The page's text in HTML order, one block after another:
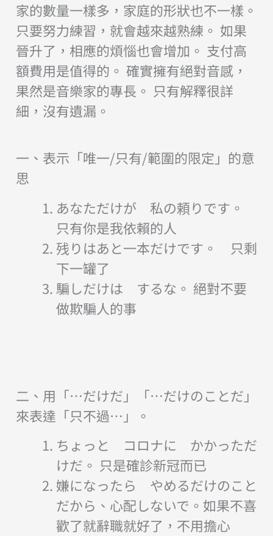
家的數量一樣多，家庭的形狀也不一樣。
只要努力練習，就會越來越熟練。 如果
晉升了，相應的煩惱也會增加。 支付高
額費用是值得的。 確實擁有絕對音感，
果然是音樂家的專長。 只有解釋很詳
細，沒有遺漏。
一、表示「唯一/只有/範圍的限定」的意
思
あなただけが 私の頼りです。
只有你是我依賴的人
残りはあと一本だけです。 只剩
下一罐了
騙しだけは するな。 絕對不要
做欺騙人的事
二、用「…だけだ」「…だけのことだ」
來表達「只不過…」。
ちょっと コロナに かかっただ
けだ。 只是確診新冠而已
嫌になったら やめるだけのこと
だから、心配しないで。如果不喜
歡了就辭職就好了，不用擔心